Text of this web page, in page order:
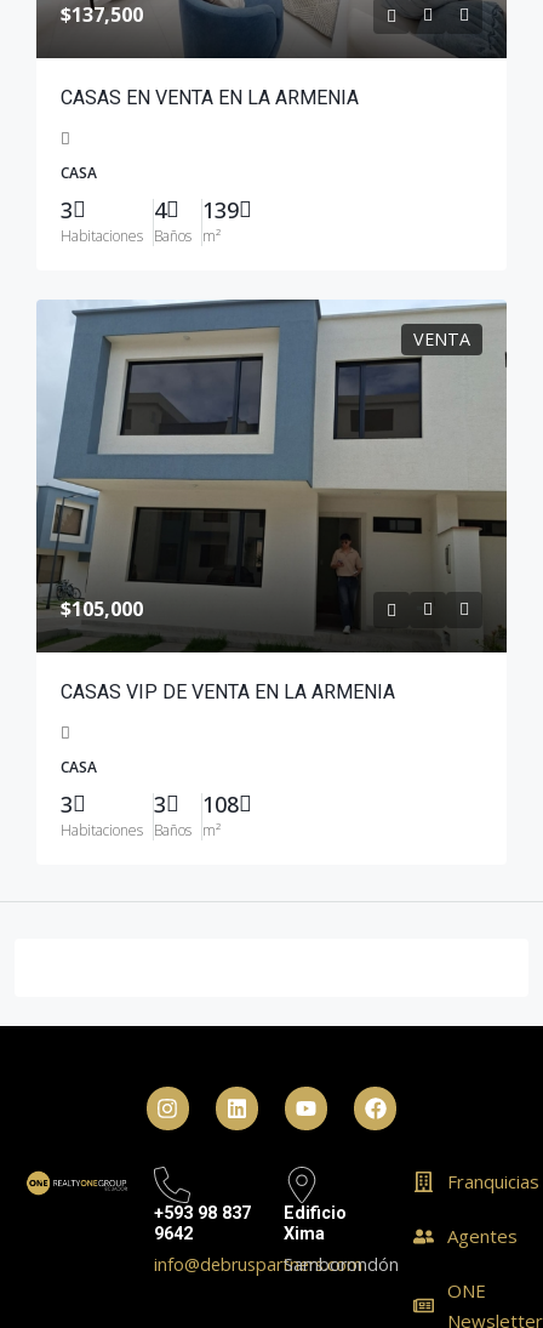
$137,500
CASAS EN VENTA EN LA ARMENIA
CASA
3
Habitaciones
4
Baños
139
m²
VENTA
$105,000
CASAS VIP DE VENTA EN LA ARMENIA
CASA
3
Habitaciones
3
Baños
108
m²
+593 98 837
9642
info@debruspartners.com
Edificio
Xima
Samborondón
Franquicias
Agentes
ONE
Newsletter